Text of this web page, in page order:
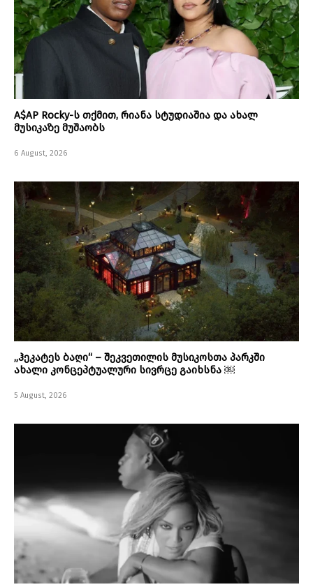
A$AP Rocky-ს თქმით, რიანა სტუდიაშია და ახალ
მუსიკაზე მუშაობს
6 August, 2026
„ჰეკატეს ბაღი“ – შეკვეთილის მუსიკოსთა პარკში
ახალი კონცეპტუალური სივრცე გაიხსნა ￼
5 August, 2026